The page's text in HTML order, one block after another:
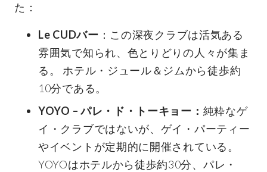
た：
Le CUDバー ：この深夜クラブは活気ある
雰囲気で知られ、色とりどりの人々が集ま
る。 ホテル・ジュール＆ジムから徒歩約
10分である。
YOYO – パレ・ド・トーキョー： 純粋なゲ
イ・クラブではないが、ゲイ・パーティー
やイベントが定期的に開催されている。
YOYOはホテルから徒歩約30分、パレ・